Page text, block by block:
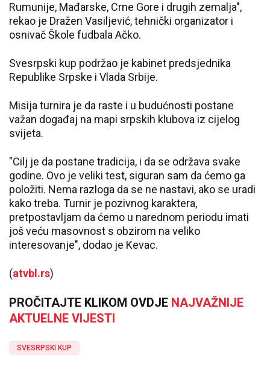
Rumunije, Mađarske, Crne Gore i drugih zemalja",
rekao je Dražen Vasiljević, tehnički organizator i
osnivač Škole fudbala Ačko.
Svesrpski kup podržao je kabinet predsjednika
Republike Srpske i Vlada Srbije.
Misija turnira je da raste i u budućnosti postane
važan događaj na mapi srpskih klubova iz cijelog
svijeta.
"Cilj je da postane tradicija, i da se održava svake
godine. Ovo je veliki test, siguran sam da ćemo ga
položiti. Nema razloga da se ne nastavi, ako se uradi
kako treba. Turnir je pozivnog karaktera,
pretpostavljam da ćemo u narednom periodu imati
još veću masovnost s obzirom na veliko
interesovanje", dodao je Kevac.
(atvbl.rs)
PROČITAJTE KLIKOM OVDJE NAJVAŽNIJE
AKTUELNE VIJESTI
SVESRPSKI KUP